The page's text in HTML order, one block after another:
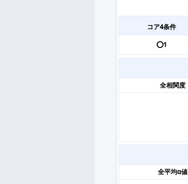
コア4条件
⭕️1
全相関度
全平均α値